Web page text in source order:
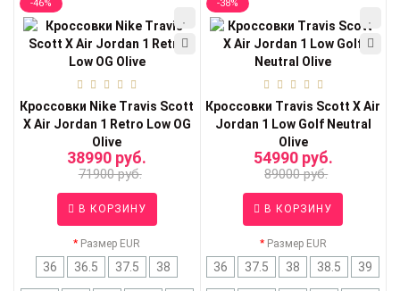
-46%
Кроссовки Nike Travis Scott
X Air Jordan 1 Retro Low OG
Olive
38990 руб.
71900 руб.
В КОРЗИНУ
Размер EUR
36 36.5 37.5 38
-38%
Кроссовки Travis Scott X Air
Jordan 1 Low Golf Neutral
Olive
54990 руб.
89000 руб.
В КОРЗИНУ
Размер EUR
36 37.5 38 38.5 39